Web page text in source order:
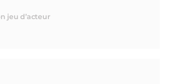
jeu d’acteur